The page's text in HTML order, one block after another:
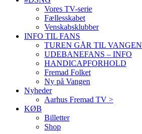
Vores TV-serie
Fællesskabet
Venskabsklubber
INFO TIL FANS
TUREN GÅR TIL VANGEN
UDEBANEFANS – INFO
HANDICAPFORHOLD
Fremad Folket
Ny på Vangen
Nyheder
Aarhus Fremad TV >
KØB
Billetter
Shop